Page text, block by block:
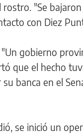
"Se
con Diez
gobierno
que el hecho
banca en el
se inició un